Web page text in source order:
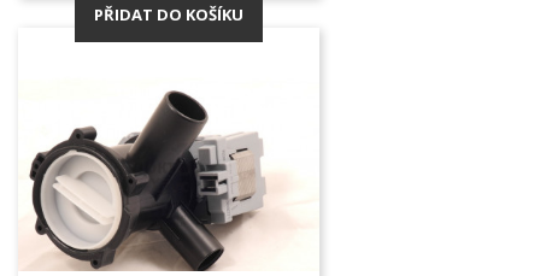
PŘIDAT DO KOŠÍKU